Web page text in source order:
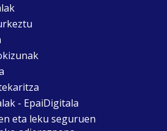
- EpaiDigitala
eta leku seguruen